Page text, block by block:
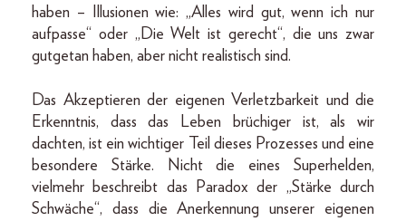
haben – Illusionen wie: „Alles wird gut, wenn ich nur
aufpasse“ oder „Die Welt ist gerecht“, die uns zwar
gutgetan haben, aber nicht realistisch sind.
Das Akzeptieren der eigenen Verletzbarkeit und die
Erkenntnis, dass das Leben brüchiger ist, als wir
dachten, ist ein wichtiger Teil dieses Prozesses und eine
besondere Stärke. Nicht die eines Superhelden,
vielmehr beschreibt das Paradox der „Stärke durch
Schwäche“, dass die Anerkennung unserer eigenen